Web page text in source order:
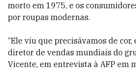
morto em 1975, e os
por roupas modernas.
“Ele viu que precisávamos de cor,
diretor de vendas mundiais do
Vicente, em entrevista à AFP em